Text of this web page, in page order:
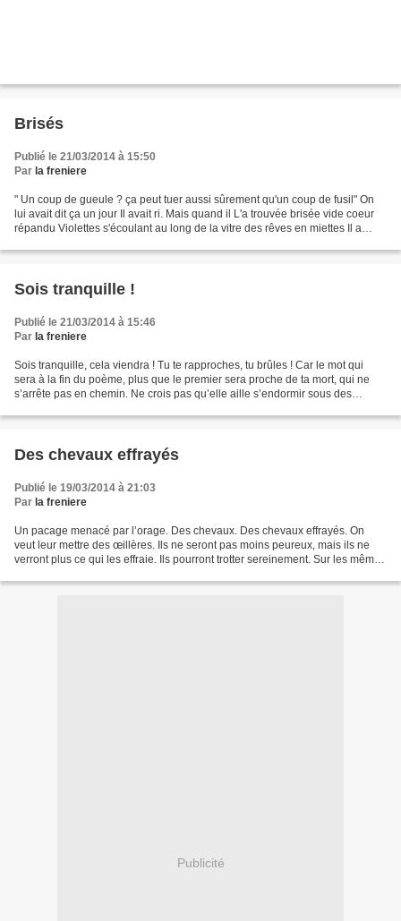
Brisés
Publié le 21/03/2014 à 15:50
Par la freniere
" Un coup de gueule ? ça peut tuer aussi sûrement qu'un coup de fusil" On
lui avait dit ça un jour Il avait ri. Mais quand il L'a trouvée brisée vide coeur
répandu Violettes s'écoulant au long de la vitre des rêves en miettes Il a
Sois tranquille !
Publié le 21/03/2014 à 15:46
Par la freniere
Sois tranquille, cela viendra ! Tu te rapproches, tu brûles ! Car le mot qui
sera à la fin du poème, plus que le premier sera proche de ta mort, qui ne
s’arrête pas en chemin. Ne crois pas qu’elle aille s’endormir sous des
Des chevaux effrayés
Publié le 19/03/2014 à 21:03
Par la freniere
Un pacage menacé par l’orage. Des chevaux. Des chevaux effrayés. On
veut leur mettre des œillères. Ils ne seront pas moins peureux, mais ils ne
verront plus ce qui les effraie. Ils pourront trotter sereinement. Sur les mêmes
Publicité